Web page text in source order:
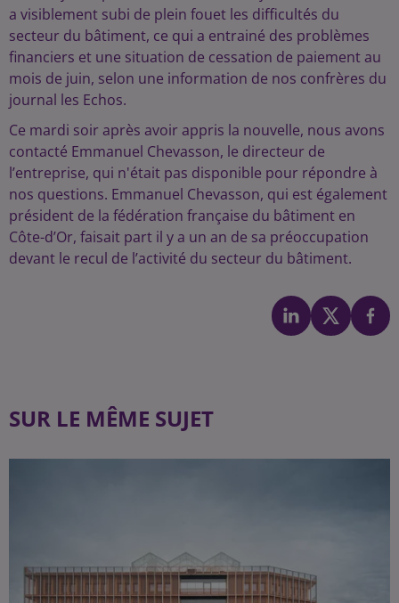
a visiblement subi de plein fouet les difficultés du
secteur du bâtiment, ce qui a entrainé des problèmes
financiers et une situation de cessation de paiement au
mois de juin, selon une information de nos confrères du
journal les Echos.
Ce mardi soir après avoir appris la nouvelle, nous avons
contacté Emmanuel Chevasson, le directeur de
l’entreprise, qui n'était pas disponible pour répondre à
nos questions. Emmanuel Chevasson, qui est également
président de la fédération française du bâtiment en
Côte-d’Or, faisait part il y a un an de sa préoccupation
devant le recul de l’activité du secteur du bâtiment.
SUR LE MÊME SUJET